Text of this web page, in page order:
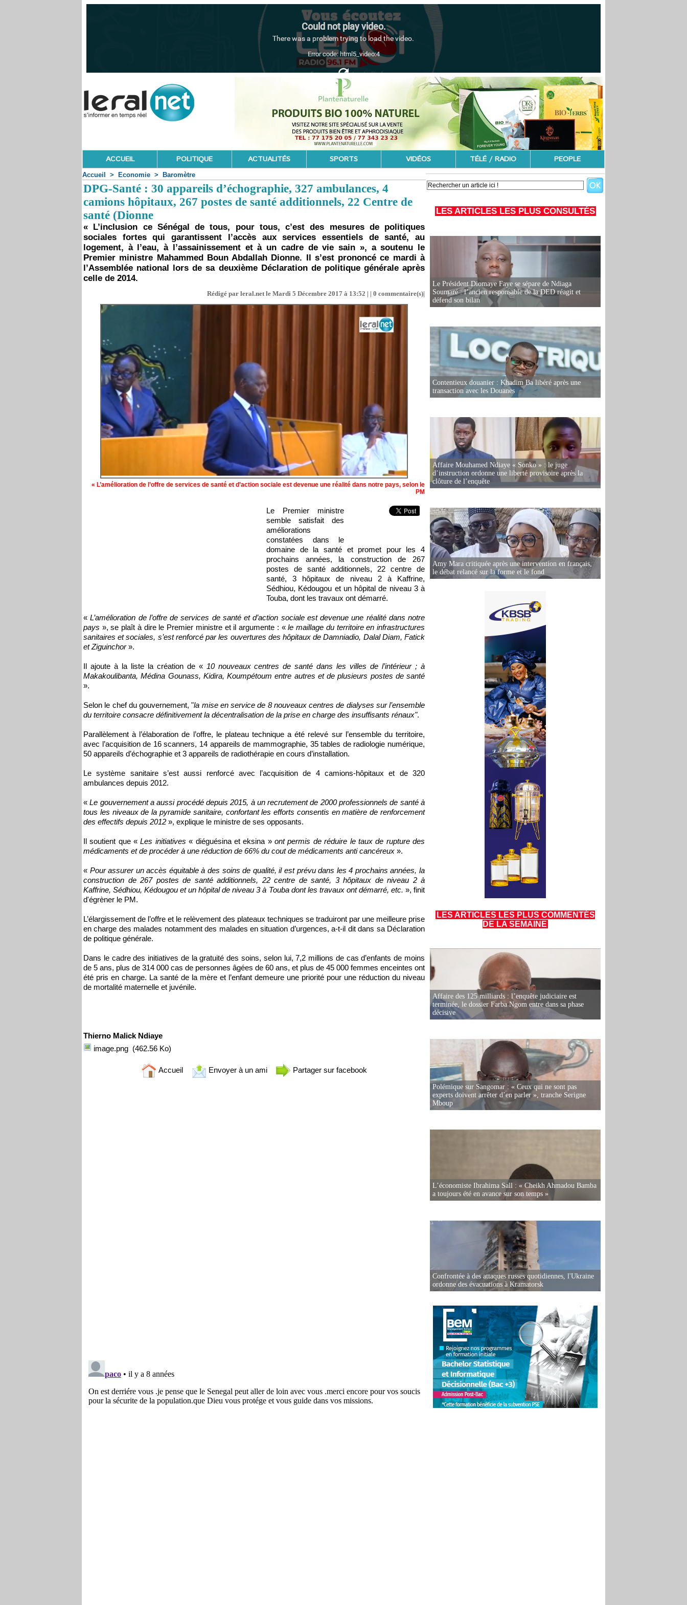
ACCUEIL POLITIQUE ACTUALITÉS SPORTS VIDÉOS TÉLÉ / RADIO PEOPLE
Accueil > Economie > Baromètre
DPG-Santé : 30 appareils d’échographie, 327 ambulances, 4
camions hôpitaux, 267 postes de santé additionnels, 22 Centre de
santé (Dionne
« L’inclusion ce Sénégal de tous, pour tous, c’est des mesures de politiques
sociales fortes qui garantissent l’accès aux services essentiels de santé, au
logement, à l’eau, à l’assainissement et à un cadre de vie sain », a soutenu le
Premier ministre Mahammed Boun Abdallah Dionne. Il s’est prononcé ce mardi à
l’Assemblée national lors de sa deuxième Déclaration de politique générale après
celle de 2014.
Rédigé par leral.net le Mardi 5 Décembre 2017 à 13:52 | | 0 commentaire(s)|
« L’amélioration de l’offre de services de santé et d’action sociale est devenue une réalité dans notre pays, selon le
PM
Le Premier ministre
semble satisfait des
améliorations
constatées dans le
domaine de la santé et promet pour les 4
prochains années, la construction de 267
postes de santé additionnels, 22 centre de
santé, 3 hôpitaux de niveau 2 à Kaffrine,
Sédhiou, Kédougou et un hôpital de niveau 3 à
Touba, dont les travaux ont démarré.
«L’amélioration de l’offre de services de santé et d’action sociale est devenue une réalité dans notre
pays », se plaît à dire le Premier ministre et il argumente : «le maillage du territoire en infrastructures
sanitaires et sociales, s’est renforcé par les ouvertures des hôpitaux de Damniadio, Dalal Diam, Fatick
et Ziguinchor».
Il ajoute à la liste la création de « 10 nouveaux centres de santé dans les villes de l’intérieur ; à
Makakoulibanta, Médina Gounass, Kidira, Koumpétoum entre autres et de plusieurs postes de santé
».
Selon le chef du gouvernement, "la mise en service de 8 nouveaux centres de dialyses sur l’ensemble
du territoire consacre définitivement la décentralisation de la prise en charge des insuffisants rénaux".
Parallèlement à l’élaboration de l’offre, le plateau technique a été relevé sur l’ensemble du territoire,
avec l’acquisition de 16 scanners, 14 appareils de mammographie, 35 tables de radiologie numérique,
50 appareils d’échographie et 3 appareils de radiothérapie en cours d’installation.
Le système sanitaire s’est aussi renforcé avec l’acquisition de 4 camions-hôpitaux et de 320
ambulances depuis 2012.
«Le gouvernement a aussi procédé depuis 2015, à un recrutement de 2000 professionnels de santé à
tous les niveaux de la pyramide sanitaire, confortant les efforts consentis en matière de renforcement
des effectifs depuis 2012 », explique le ministre de ses opposants.
Il soutient que « Les initiatives « diéguésina et eksina »ont permis de réduire le taux de rupture des
médicaments et de procéder à une réduction de 66% du cout de médicaments anti cancéreux ».
« Pour assurer un accès équitable à des soins de qualité, il est prévu dans les 4 prochains années, la
construction de 267 postes de santé additionnels, 22 centre de santé, 3 hôpitaux de niveau 2 à
Kaffrine, Sédhiou, Kédougou et un hôpital de niveau 3 à Touba dont les travaux ont démarré, etc. », finit
d'égrèner le PM.
L’élargissement de l’offre et le relèvement des plateaux techniques se traduiront par une meilleure prise
en charge des malades notamment des malades en situation d’urgences, a-t-il dit dans sa Déclaration
de politique générale.
Dans le cadre des initiatives de la gratuité des soins, selon lui, 7,2 millions de cas d’enfants de moins
de 5 ans, plus de 314 000 cas de personnes âgées de 60 ans, et plus de 45 000 femmes enceintes ont
été pris en charge. La santé de la mère et l’enfant demeure une priorité pour une réduction du niveau
de mortalité maternelle et juvénile.
Thierno Malick Ndiaye
image.png (462.56 Ko)
Accueil Envoyer à un ami Partager sur facebook
LES ARTICLES LES PLUS CONSULTÉS
Le Président Diomaye Faye se sépare de Ndiaga
Soumaré : l’ancien responsable de la DED réagit et
défend son bilan
Contentieux douanier : Khadim Ba libéré après une
transaction avec les Douanes
Affaire Mouhamed Ndiaye « Sonko » : le juge
d’instruction ordonne une liberté provisoire après la
clôture de l’enquête
Amy Mara critiquée après une intervention en français,
le débat relancé sur la forme et le fond
LES ARTICLES LES PLUS COMMENTÉS
DE LA SEMAINE
Affaire des 125 milliards : l’enquête judiciaire est
terminée, le dossier Farba Ngom entre dans sa phase
décisive
Polémique sur Sangomar : « Ceux qui ne sont pas
experts doivent arrêter d’en parler », tranche Serigne
Mboup
L’économiste Ibrahima Sall : « Cheikh Ahmadou Bamba
a toujours été en avance sur son temps »
Confrontée à des attaques russes quotidiennes, l'Ukraine
ordonne des évacuations à Kramatorsk